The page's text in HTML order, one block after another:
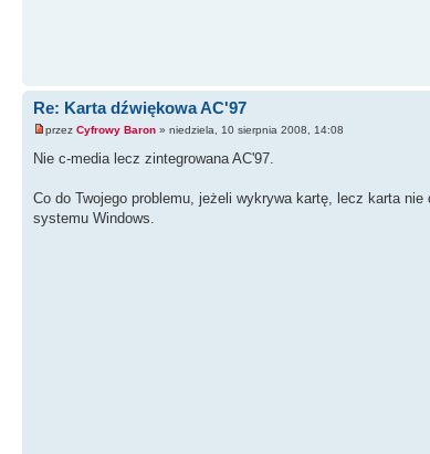
Re: Karta dźwiękowa AC'97
przez Cyfrowy Baron » niedziela, 10 sierpnia 2008, 14:08
Nie c-media lecz zintegrowana AC'97.
Co do Twojego problemu, jeżeli wykrywa kartę, lecz karta
systemu Windows.